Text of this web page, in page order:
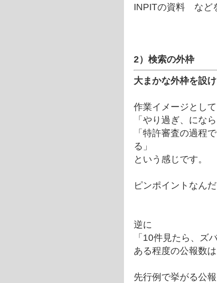
INPITの資料 など
2）検索の外枠
大まかな外枠を設
作業イメージとし
「やり過ぎ、にな
「特許審査の過程
る」
という感じです。
ピンポイントなん
逆に
「10件見たら、ズ
ある程度の公報数
先行例で挙がる公